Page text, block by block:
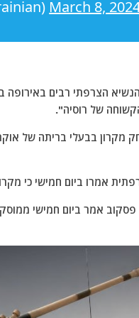
March 8,
הצרפתי רבים באירופה
של רוסיה".
מקרון בבעלי בריתה של
אמרו ביום חמישי כי
פסקוב אמר ביום חמישי